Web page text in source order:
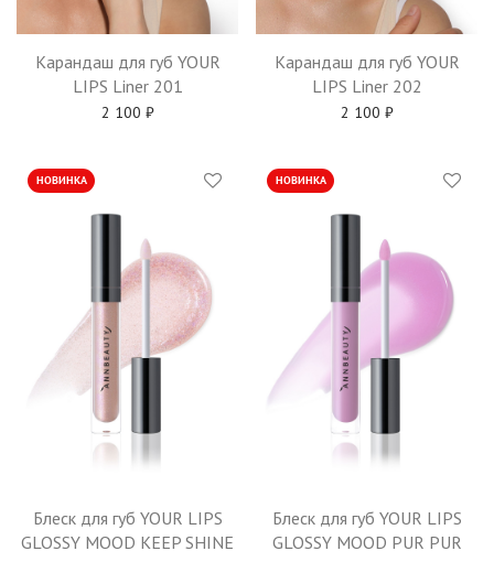
Карандаш для губ YOUR
LIPS Liner 201
2 100 ₽
Карандаш для губ YOUR
LIPS Liner 202
2 100 ₽
НОВИНКА
Блеск для губ YOUR LIPS
GLOSSY MOOD KEEP SHINE
НОВИНКА
Блеск для губ YOUR LIPS
GLOSSY MOOD PUR PUR